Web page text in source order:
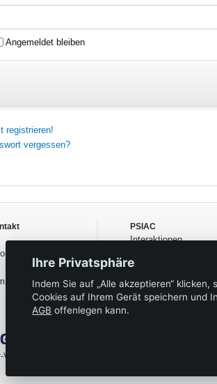
Angemeldet bleiben
registrieren!
vergessen?
PSIAC?
PSIAC
Interaktionen
Handelsnamen
Die Autoren
GmbH. Part of Springer Nature •
Ihre Privatsphäre
Indem Sie auf „Alle akzeptieren“ klicken,
Cookies auf Ihrem Gerät speichern und
AGB offenlegen kann.